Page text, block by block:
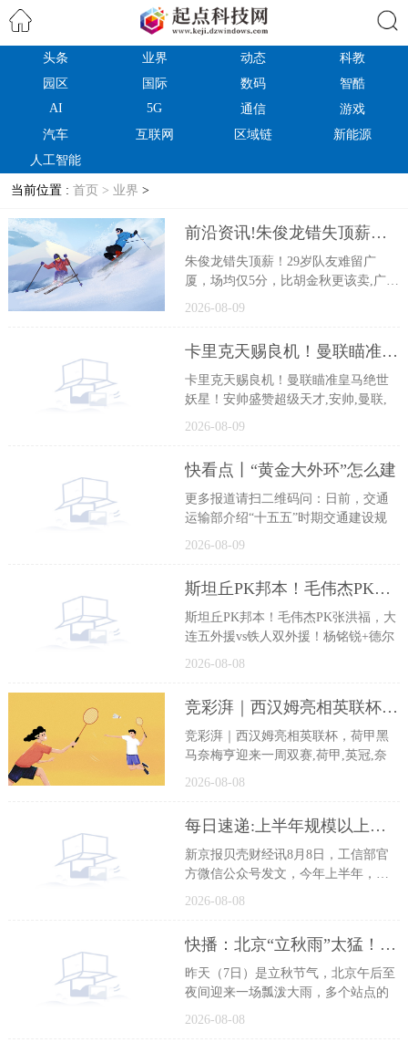
头条 业界 动态
科教
园区
国际 数码
智酷
AI
5G 通信
游戏
汽车
互联网 区域链
新能源
人工智能
当前位置 : 首页 > 业界 >
前沿资讯!朱俊龙错失顶薪！29岁队友难留广厦，场均仅5分，比胡金秋更该卖
朱俊龙错失顶薪！29岁队友难留广
厦，场均仅5分，比胡金秋更该卖,广
厦,
2026-08-09
卡里克天赐良机！曼联瞄准皇马绝世妖星！安帅盛赞超级天才-每日聚焦
卡里克天赐良机！曼联瞄准皇马绝世
妖星！安帅盛赞超级天才,安帅,曼联,
2026-08-09
快看点丨“黄金大外环”怎么建
更多报道请扫二维码问：日前，交通
运输部介绍“十五五”时期交通建设规
2026-08-09
斯坦丘PK邦本！毛伟杰PK张洪福，大连五外援vs铁人双外援！杨铭锐+德尔加多替补 简讯
斯坦丘PK邦本！毛伟杰PK张洪福，大
连五外援vs铁人双外援！杨铭锐+德尔
2026-08-08
竞彩湃｜西汉姆亮相英联杯，荷甲黑马奈梅亨迎来一周双赛-今日聚焦
竞彩湃｜西汉姆亮相英联杯，荷甲黑
马奈梅亨迎来一周双赛,荷甲,英冠,奈
2026-08-08
每日速递:上半年规模以上工业中小企业增加值同比增长5.8%
新京报贝壳财经讯8月8日，工信部官
方微信公众号发文，今年上半年，中
小
2026-08-08
快播：北京“立秋雨”太猛！多站小时降雨量排名全国第一
昨天（7日）是立秋节气，北京午后至
夜间迎来一场瓢泼大雨，多个站点的
2026-08-08